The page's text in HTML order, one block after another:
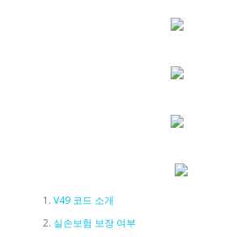
V49 코드 소개
실손보험 보장 여부